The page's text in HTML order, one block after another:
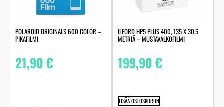
POLAROID ORIGINALS 600 COLOR –
PIKAFILMI
21,90€
ILFORD HP5 PLUS 400, 135 X 30,5
METRIÄ – MUSTAVALKOFILMI
199,90€
LISÄÄ OSTOSKORIIN